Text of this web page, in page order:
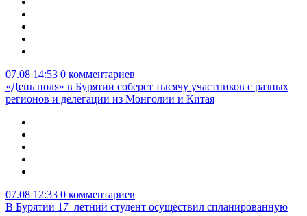
07.08 14:53 0 комментариев
«День поля» в Бурятии соберет тысячу участников с разных
регионов и делегации из Монголии и Китая
07.08 12:33 0 комментариев
В Бурятии 17–летний студент осуществил спланированную